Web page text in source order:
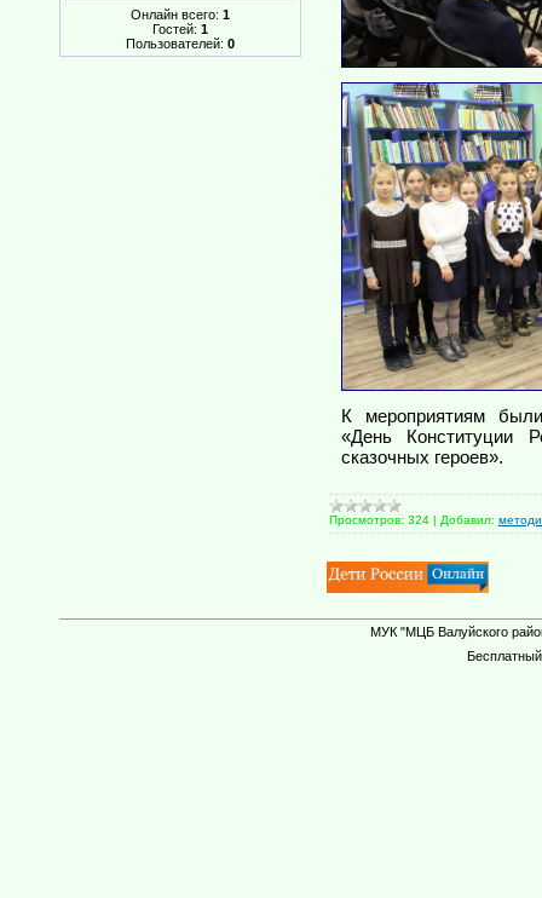
Онлайн всего: 1
Гостей: 1
Пользователей: 0
К мероприятиям
«День Конституции
сказочных героев».
Просмотров: 324 | Добавил:
МУК "МЦБ Валуйского